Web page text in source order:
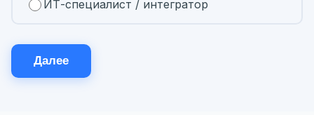
ИТ-специалист / интегратор
Далее